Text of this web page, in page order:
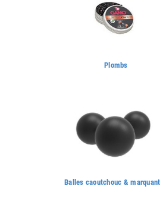
Plombs
Balles caoutchouc &